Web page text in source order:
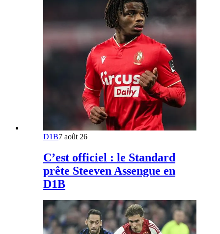
D1B7 août 26
C’est officiel : le Standard
prête Steeven Assengue en
D1B